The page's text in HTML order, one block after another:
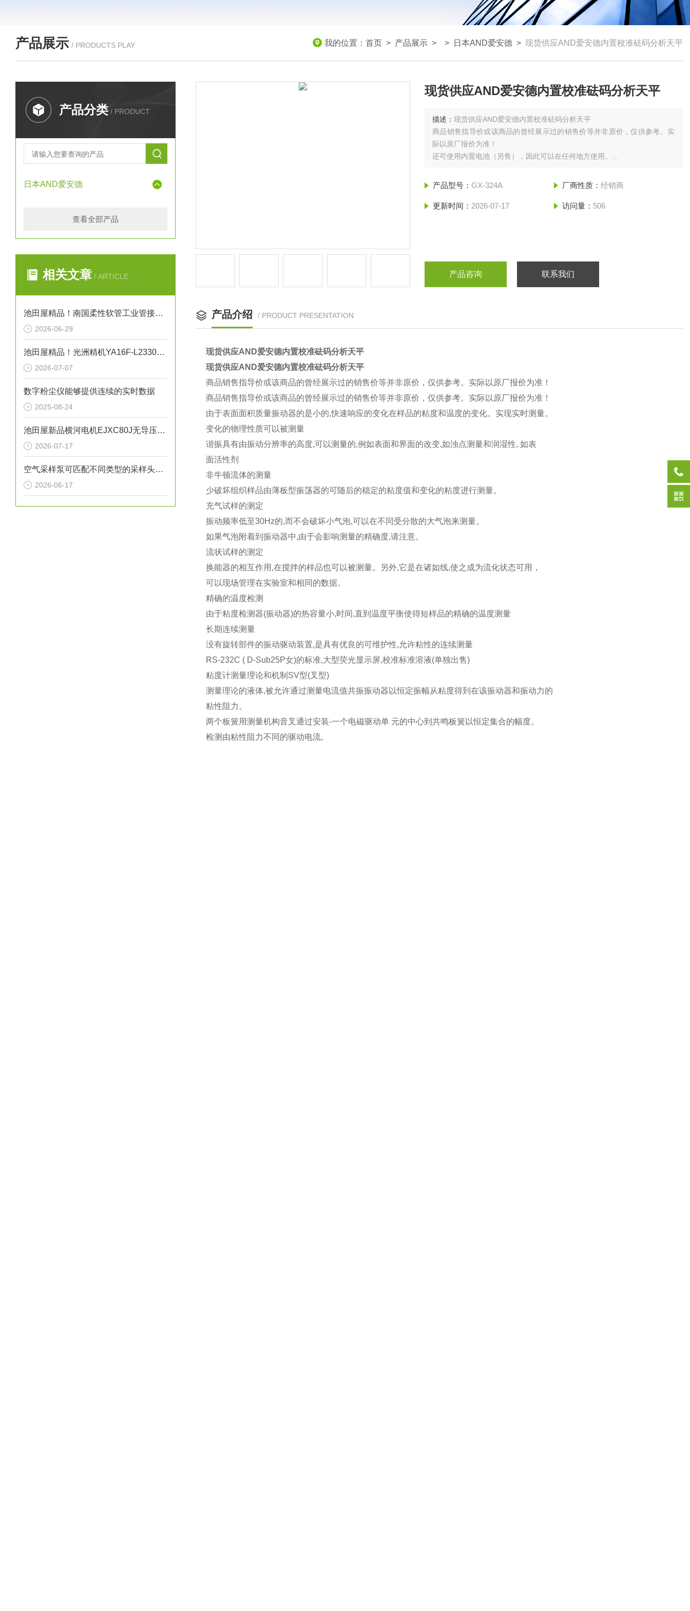
产品展示 / PRODUCTS PLAY 我的位置： 首页 > 产品展示 > > 日本AND爱安德 > 现货供应AND爱安德内置校准砝码分析天平
产品分类 / PRODUCT
日本AND爱安德
查看全部产品
相关文章 / ARTICLE
池田屋精品！南国柔性软管工业管接头式氟树脂软管 NK-FJS-A 参数介绍
2026-06-29
池田屋精品！光洲精机YA16F-L23301自动XY平台技术参数与应用解析
2026-07-07
数字粉尘仪能够提供连续的实时数据
2025-08-24
池田屋新品横河电机EJXC80J无导压管式隔膜密封系统
2026-07-17
空气采样泵可匹配不同类型的采样头和检测目标
2026-06-17
现货供应AND爱安德内置校准砝码分析天平
描述：现货供应AND爱安德内置校准砝码分析天平
商品销售指导价或该商品的曾经展示过的销售价等并非原价，仅供参考。实
际以原厂报价为准！
还可使用内置电池（另售），因此可以在任何地方使用。
产品型号： GX-324A 厂商性质： 经销商
更新时间： 2026-07-17 访问量： 506
产品咨询 联系我们
产品介绍 / PRODUCT PRESENTATION
现货供应AND爱安德内置校准砝码分析天平
现货供应AND爱安德内置校准砝码分析天平
商品销售指导价或该商品的曾经展示过的销售价等并非原价，仅供参考。实际以原厂报价为准！
商品销售指导价或该商品的曾经展示过的销售价等并非原价，仅供参考。实际以原厂报价为准！
由于表面面积质量振动器的是小的,快速响应的变化在样品的粘度和温度的变化。实现实时测量。
变化的物理性质可以被测量
谐振具有由振动分辨率的高度,可以测量的,例如表面和界面的改变,如浊点测量和润湿性, 如表
面活性剂
非牛顿流体的测量
少破坏组织样品由薄板型振荡器的可随后的稳定的粘度值和变化的粘度进行测量。
充气试样的测定
振动频率低至30Hz的,而不会破坏小气泡,可以在不同受分散的大气泡来测量。
如果气泡附着到振动器中,由于会影响测量的精确度,请注意。
流状试样的测定
换能器的相互作用,在搅拌的样品也可以被测量。另外,它是在诸如线,使之成为流化状态可用，
可以现场管理在实验室和相同的数据。
精确的温度检测
由于粘度检测器(振动器)的热容量小,时间,直到温度平衡使得短样品的精确的温度测量
长期连续测量
没有旋转部件的振动驱动装置,是具有优良的可维护性,允许粘性的连续测量
RS-232C ( D-Sub25P女)的标准,大型荧光显示屏,校准标准溶液(单独出售)
粘度计测量理论和机制SV型(叉型)
测量理论的液体,被允许通过测量电流值共振振动器以恒定振幅从粘度得到在该振动器和振动力的
粘性阻力。
两个板簧用测量机构音叉通过安装-一个电磁驱动单 元的中心到共鸣板簧以恒定集合的幅度。
检测由粘性阻力不同的驱动电流,